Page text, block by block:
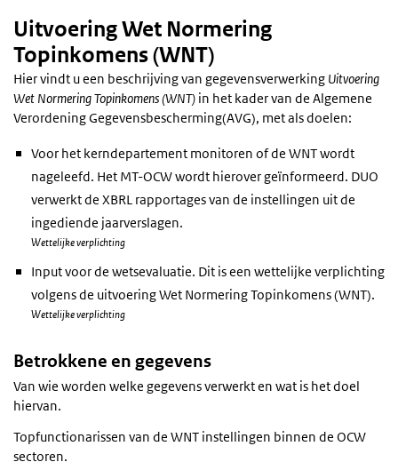
Uitvoering Wet Normering
Topinkomens (WNT)
Hier vindt u een beschrijving van gegevensverwerking Uitvoering
Wet Normering Topinkomens (WNT) in het kader van de Algemene
Verordening Gegevensbescherming(AVG), met als doelen:
Voor het kerndepartement monitoren of de WNT wordt
nageleefd. Het MT-OCW wordt hierover geïnformeerd. DUO
verwerkt de XBRL rapportages van de instellingen uit de
ingediende jaarverslagen.
Wettelijke verplichting
Input voor de wetsevaluatie. Dit is een wettelijke verplichting
volgens de uitvoering Wet Normering Topinkomens (WNT).
Wettelijke verplichting
Betrokkene en gegevens
Van wie worden welke gegevens verwerkt en wat is het doel
hiervan.
Topfunctionarissen van de WNT instellingen binnen de OCW
sectoren.